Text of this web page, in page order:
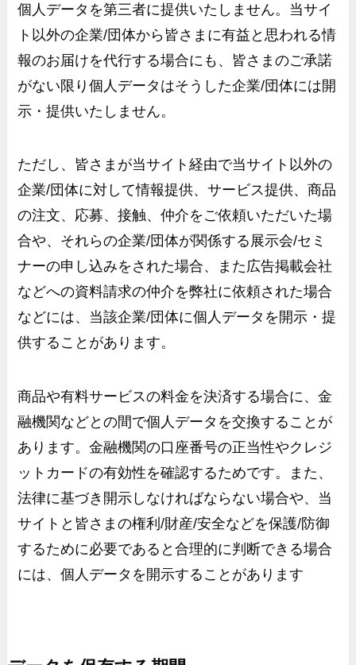
個人データを第三者に提供いたしません。当サイ
ト以外の企業/団体から皆さまに有益と思われる情
報のお届けを代行する場合にも、皆さまのご承諾
がない限り個人データはそうした企業/団体には開
示・提供いたしません。
ただし、皆さまが当サイト経由で当サイト以外の
企業/団体に対して情報提供、サービス提供、商品
の注文、応募、接触、仲介をご依頼いただいた場
合や、それらの企業/団体が関係する展示会/セミ
ナーの申し込みをされた場合、また広告掲載会社
などへの資料請求の仲介を弊社に依頼された場合
などには、当該企業/団体に個人データを開示・提
供することがあります。
商品や有料サービスの料金を決済する場合に、金
融機関などとの間で個人データを交換することが
あります。金融機関の口座番号の正当性やクレジ
ットカードの有効性を確認するためです。また、
法律に基づき開示しなければならない場合や、当
サイトと皆さまの権利/財産/安全などを保護/防御
するために必要であると合理的に判断できる場合
には、個人データを開示することがあります